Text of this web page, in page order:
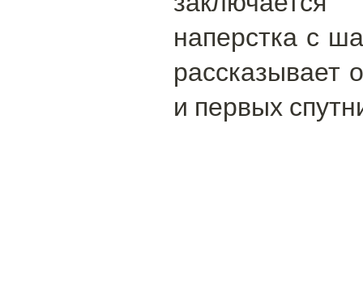
наперстка с
рассказывает
и первых